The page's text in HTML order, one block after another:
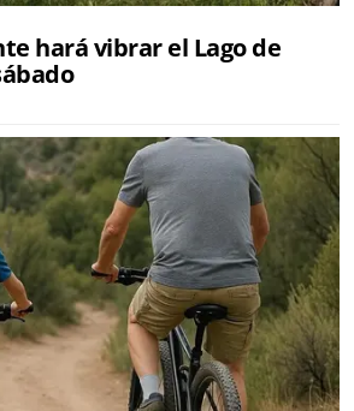
hará vibrar el Lago de